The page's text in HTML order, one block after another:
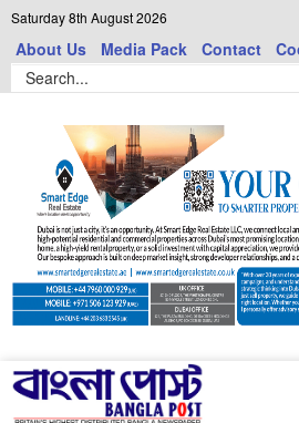
Saturday 8th August 2026
About Us Media Pack Contact